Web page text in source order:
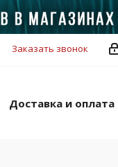
Заказать звонок
Доставка и оплата